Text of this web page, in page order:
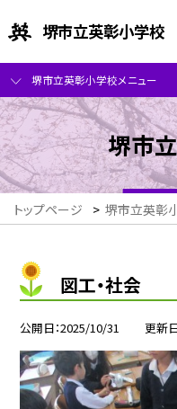
堺市立英彰小学校
堺市立英彰小学校メニュー
堺市
トップページ > 堺市立英彰
図工・社会
公開日 2025/10/31 更新